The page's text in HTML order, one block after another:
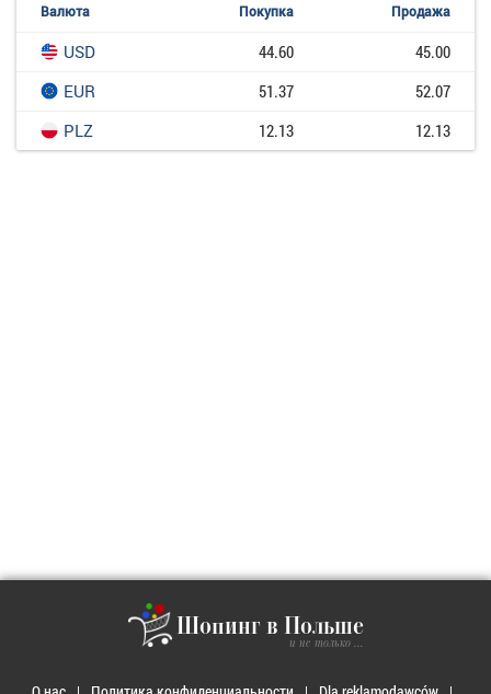
Валюта Покупка Продажа
USD 44.60
45.00
EUR
51.37
52.07
PLZ
12.13 12.13
Шопинг в Польше
и не только ...